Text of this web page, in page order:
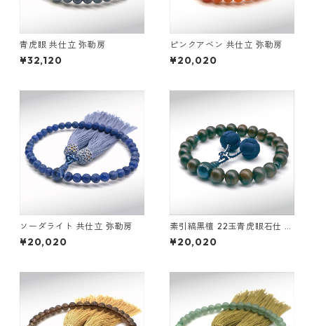
青虎眼 共仕立 弥勒房
¥32,120
ピンクアベン 共仕立 弥勒房
¥20,020
ソーダライト 共仕立 弥勒房
¥20,020
素引縞黒檀 22玉青虎眼石仕 立
釈迦凡天
¥20,020